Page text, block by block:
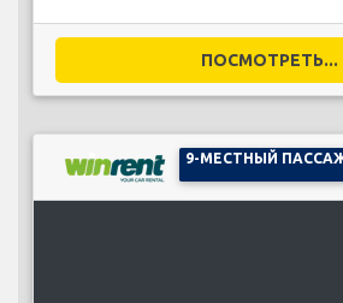
ПОСМОТРЕТЬ...